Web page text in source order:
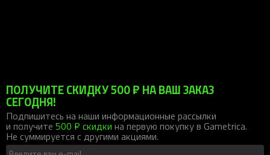
ПОЛУЧИТЕ СКИДКУ 500 ₽ НА ВАШ ЗАКАЗ
СЕГОДНЯ!
Подпишитесь на наши информационные рассылки
и получите 500 ₽ скидки на первую покупку в Gametrica.
Не суммируется с другими акциями.